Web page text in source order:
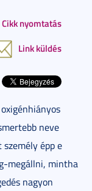
Cikk nyomtatás
Link küldés
neve
épp e
megállni, mintha
nagyon